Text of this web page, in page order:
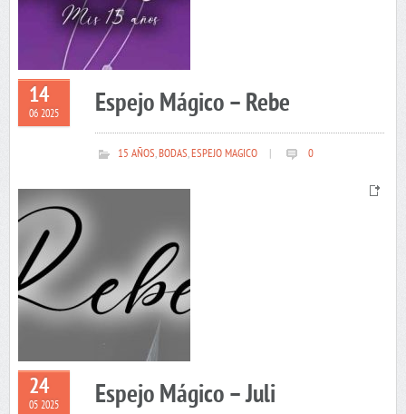
14
06 2025 Espejo Mágico – Rebe
15 AÑOS,BODAS,ESPEJO MAGICO 0
24
05 2025 Espejo Mágico – Juli